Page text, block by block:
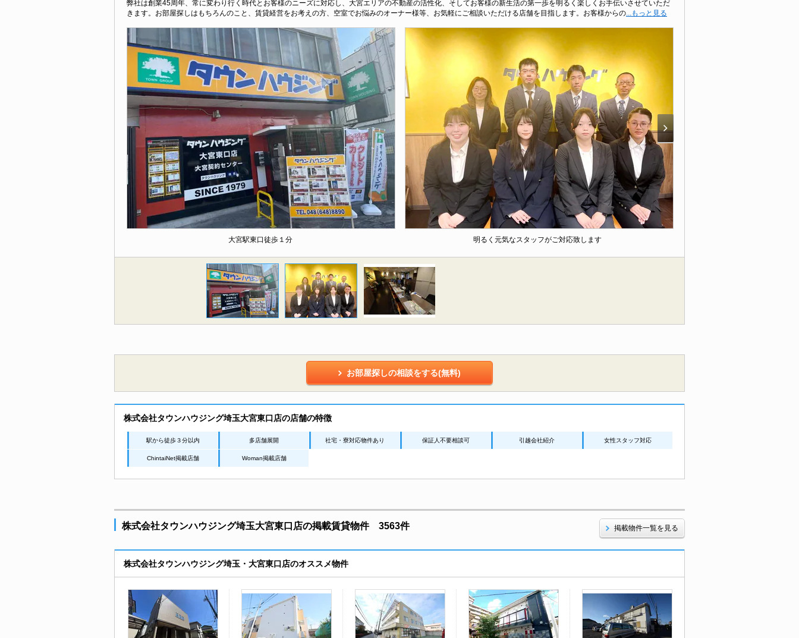
弊社は創業45周年、常に変わり行く時代とお客様のニーズに対応し、大宮エリアの不動産の活性化、そしてお客様の新生活の第一歩を明るく楽しくお手伝いさせていただ
きます。お部屋探しはもちろんのこと、賃貸経営をお考えの方、空室でお悩みのオーナー様等、お気軽にご相談いただける店舗を目指します。お客様からの...もっと見る
大宮駅東口徒歩１分 明るく元気なスタッフがご対応致します
お部屋探しの相談をする(無料)
株式会社タウンハウジング埼玉大宮東口店の店舗の特徴
駅から徒歩３分以内 多店舗展開 社宅・寮対応物件あり 保証人不要相談可 引越会社紹介 女性スタッフ対応
ChintaiNet掲載店舗 Woman掲載店舗
株式会社タウンハウジング埼玉大宮東口店の掲載賃貸物件 3563件 掲載物件一覧を見る
株式会社タウンハウジング埼玉・大宮東口店のオススメ物件